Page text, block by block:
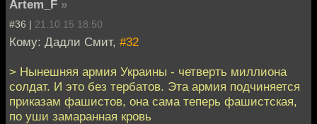
Artem_F »
#36 | 21.10.15 18:50
Кому: Дадли Смит, #32
> Нынешняя армия Украины - четверть миллиона
солдат. И это без тербатов. Эта армия подчиняется
приказам фашистов, она сама теперь фашистская,
по уши замаранная кровь